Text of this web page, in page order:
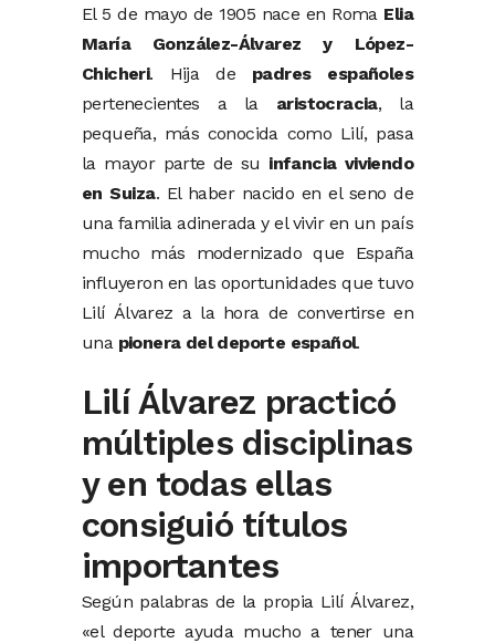
El 5 de mayo de 1905 nace en Roma Elia
María González-Álvarez y López-
Chicheri. Hija de padres españoles
pertenecientes a la aristocracia, la
pequeña, más conocida como Lilí, pasa
la mayor parte de su infancia viviendo
en Suiza. El haber nacido en el seno de
una familia adinerada y el vivir en un país
mucho más modernizado que España
influyeron en las oportunidades que tuvo
Lilí Álvarez a la hora de convertirse en
una pionera del deporte español.
Lilí Álvarez practicó
múltiples disciplinas
y en todas ellas
consiguió títulos
importantes
Según palabras de la propia Lilí Álvarez,
«el deporte ayuda mucho a tener una